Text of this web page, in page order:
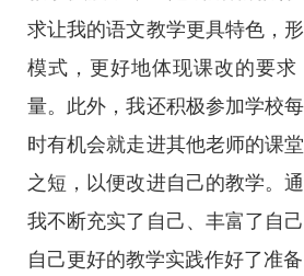
求让我的语文教学更具特色，
模式，更好地体现课改的要
量。此外，我还积极参加学校
时有机会就走进其他老师的课
之短，以便改进自己的教学。
我不断充实了自己、丰富了自
自己更好的教学实践作好了准备